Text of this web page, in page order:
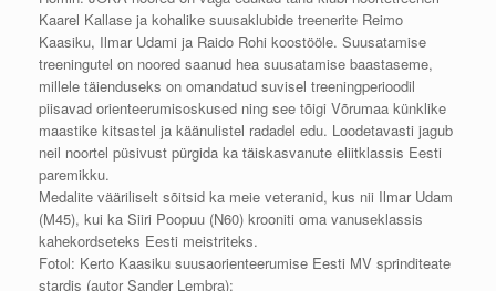
Kaarel Kallase ja kohalike suusaklubide treenerite Reimo
Kaasiku, Ilmar Udami ja Raido Rohi koostööle. Suusatamise
treeningutel on noored saanud hea suusatamise baastaseme,
millele täienduseks on omandatud suvisel treeningperioodil
piisavad orienteerumisoskused ning see tõigi Võrumaa künklike
maastike kitsastel ja käänulistel radadel edu. Loodetavasti jagub
neil noortel püsivust pürgida ka täiskasvanute eliitklassis Eesti
paremikku.
Medalite vääriliselt sõitsid ka meie veteranid, kus nii Ilmar Udam
(M45), kui ka Siiri Poopuu (N60) krooniti oma vanuseklassis
kahekordseteks Eesti meistriteks.
Fotol: Kerto Kaasiku suusaorienteerumise Eesti MV sprinditeate
stardis (autor Sander Lembra);